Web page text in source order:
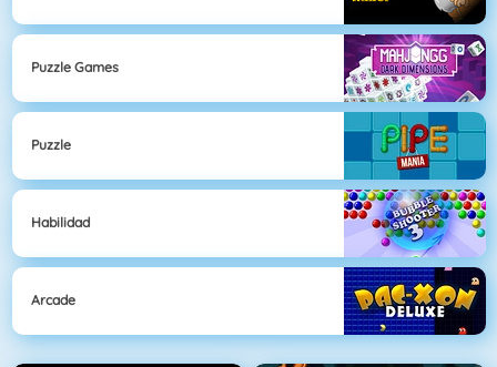
Puzzle Games
Puzzle
Habilidad
Arcade